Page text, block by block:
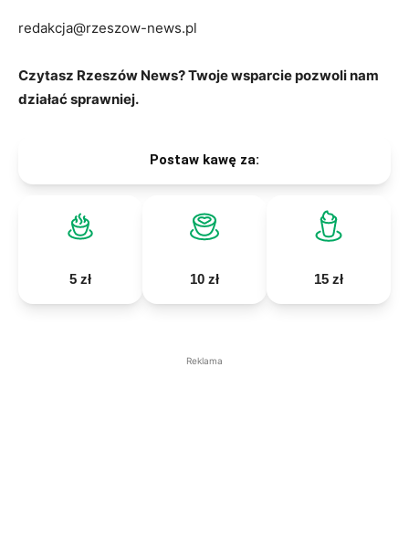
redakcja@rzeszow-news.pl
Czytasz Rzeszów News? Twoje wsparcie pozwoli nam
działać sprawniej.
Postaw kawę za:
5 zł 10 zł 15 zł
Reklama